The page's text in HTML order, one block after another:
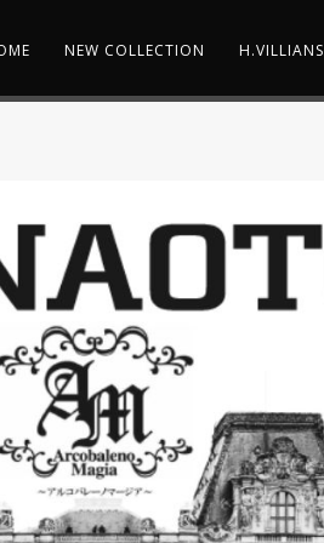
NEW COLLECTION H.VILLIANS